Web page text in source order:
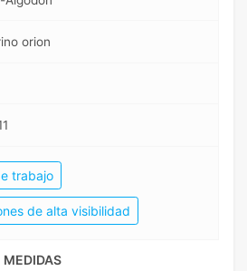
orion
trabajo
de alta visibilidad